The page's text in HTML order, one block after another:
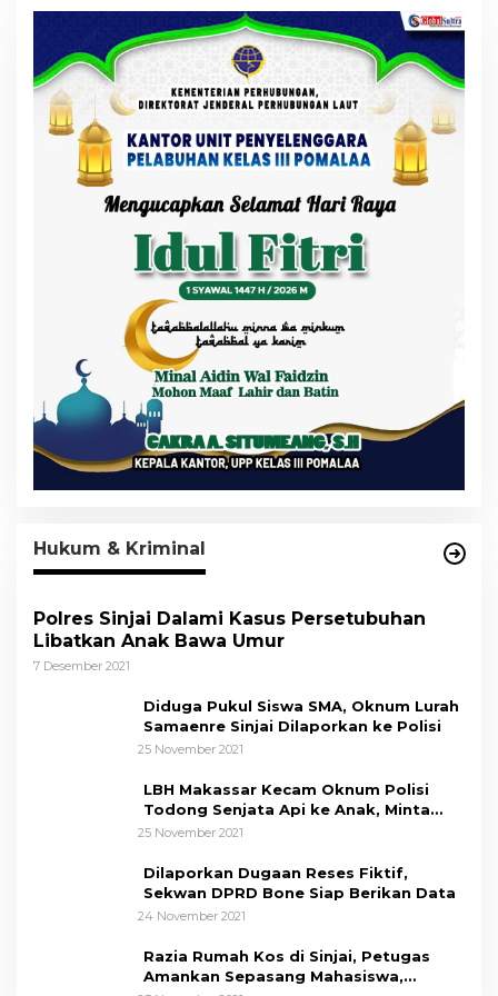
Hukum & Kriminal
Polres Sinjai Dalami Kasus Persetubuhan
Libatkan Anak Bawa Umur
7 Desember 2021
Diduga Pukul Siswa SMA, Oknum Lurah
Samaenre Sinjai Dilaporkan ke Polisi
25 November 2021
LBH Makassar Kecam Oknum Polisi
Todong Senjata Api ke Anak, Minta
Kapolda Sulsel Tindak Tegas
25 November 2021
Dilaporkan Dugaan Reses Fiktif,
Sekwan DPRD Bone Siap Berikan Data
24 November 2021
Razia Rumah Kos di Sinjai, Petugas
Amankan Sepasang Mahasiswa,